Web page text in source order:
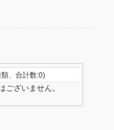
、合計数:0)
ございません。